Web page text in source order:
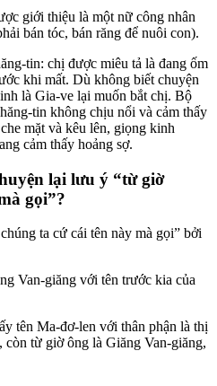
giới thiệu là một nữ công nhân
bán tóc, bán răng để nuôi con).
tin: chị được miêu tả là đang ốm
khi mất. Dù không biết chuyện
là Gia-ve lại muốn bắt chị. Bộ
tin không chịu nổi và cảm thấy
mặt và kêu lên, giọng kinh
cảm thấy hoảng sợ.
lại lưu ý “từ giờ
gọi”?
ta cứ cái tên này mà gọi” bởi
Van-giăng với tên trước kia của
tên Ma-đơ-len với thân phận là thị
từ giờ ông là Giăng Van-giăng,